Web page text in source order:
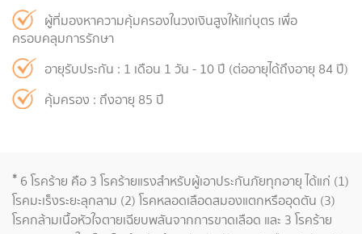
ผู้ที่มองหาความคุ้มครองในวงเงินสูงให้แก่บุตร เพื่อ
ครอบคลุมการรักษา
อายุรับประกัน : 1 เดือน 1 วัน - 10 ปี (ต่ออายุได้ถึงอายุ 84 ปี)
คุ้มครอง : ถึงอายุ 85 ปี
* 6 โรคร้าย คือ 3 โรคร้ายแรงสำหรับผู้เอาประกันภัยทุกอายุ ได้แก่ (1)
โรคมะเร็งระยะลุกลาม (2) โรคหลอดเลือดสมองแตกหรืออุดตัน (3)
โรคกล้ามเนื้อหัวใจตายเฉียบพลันจากการขาดเลือด และ 3 โรคร้าย